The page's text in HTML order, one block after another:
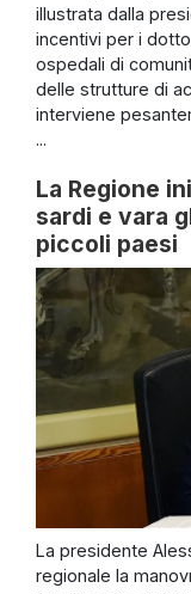
illustrata dalla
incentivi per i
ospedali di
delle strutture di
interviene
...
La Regione
sardi e vara
piccoli paesi
La presidente
regionale la